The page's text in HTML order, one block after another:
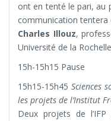
ont en tenté le pari, au
communication tentera
Charles Illouz,
Université de la
15h-15h15 Pause
15h15-15h45Sciences
les projets de l’Institut
Deux projets de